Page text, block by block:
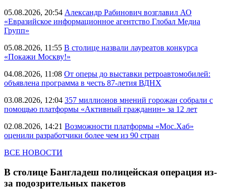
05.08.2026, 20:54 Александр Рабинович возглавил АО
«Евразийское информационное агентство Глобал Медиа
Групп»
05.08.2026, 11:55 В столице назвали лауреатов конкурса
«Покажи Москву!»
04.08.2026, 11:08 От оперы до выставки ретроавтомобилей:
объявлена программа в честь 87-летия ВДНХ
03.08.2026, 12:04 357 миллионов мнений горожан собрали с
помощью платформы «Активный гражданин» за 12 лет
02.08.2026, 14:21 Возможности платформы «Мос.Хаб»
оценили разработчики более чем из 90 стран
ВСЕ НОВОСТИ
В столице Бангладеш полицейская операция из-
за подозрительных пакетов